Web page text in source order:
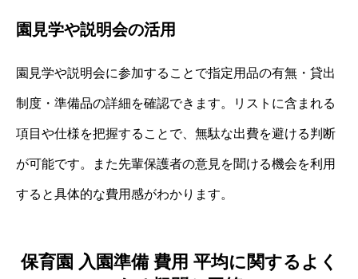
園見学や説明会の活用
園見学や説明会に参加することで指定用品の有無・貸出
制度・準備品の詳細を確認できます。リストに含まれる
項目や仕様を把握することで、無駄な出費を避ける判断
が可能です。また先輩保護者の意見を聞ける機会を利用
すると具体的な費用感がわかります。
保育園 入園準備 費用 平均に関するよく